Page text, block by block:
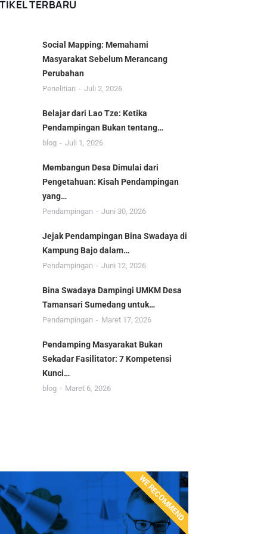
TERBARU
Social Mapping: Memahami
Masyarakat Sebelum Merancang
Perubahan
Penelitian Juli 2, 2026
Belajar dari Lao Tze: Ketika
Pendampingan Bukan tentang…
blog Juli 1, 2026
Membangun Desa Dimulai dari
Pengetahuan: Kisah Pendampingan
yang…
Pendampingan Juni 30, 2026
Jejak Pendampingan Bina Swadaya di
Kampung Bajo dalam…
Pendampingan Juni 12, 2026
Bina Swadaya Dampingi UMKM Desa
Tamansari Sumedang untuk…
Pendampingan Maret 17, 2026
Pendamping Masyarakat Bukan
Sekadar Fasilitator: 7 Kompetensi
Kunci…
blog Maret 6, 2026
WE RECOMMEND